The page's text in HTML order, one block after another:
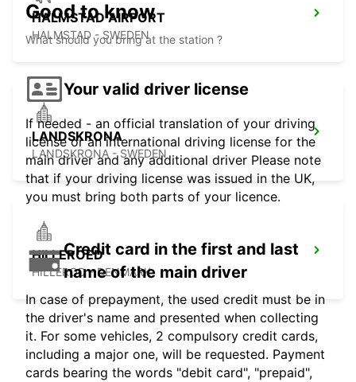
HALMSTAD AIRPORT
HALMSTAD - SWEDEN
LANDSKRONA
LANDSKRONA - SWEDEN
HILLEROED
HILLEROD - DENMARK
Good to know
What should you bring at the station ?
Your valid driver license
If needed - an official translation of your driving
license or an international driving license for the
main driver and any additional driver Please note
that if your driving license was issued in the UK,
you must bring both parts of your licence.
Credit card in the first and last
name of the main driver
In case of prepayment, the used credit must be in
the driver's name and presented when collecting
it. For some vehicles, 2 compulsory credit cards,
including a major one, will be requested. Payment
cards bearing the words "debit card", "prepaid",